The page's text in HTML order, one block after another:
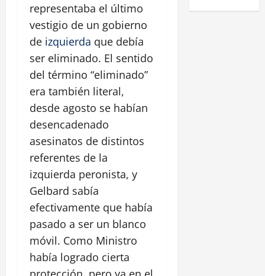
representaba el último
vestigio de un gobierno
de izquierda que debía
ser eliminado. El sentido
del término “eliminado”
era también literal,
desde agosto se habían
desencadenado
asesinatos de distintos
referentes de la
izquierda peronista, y
Gelbard sabía
efectivamente que había
pasado a ser un blanco
móvil. Como Ministro
había logrado cierta